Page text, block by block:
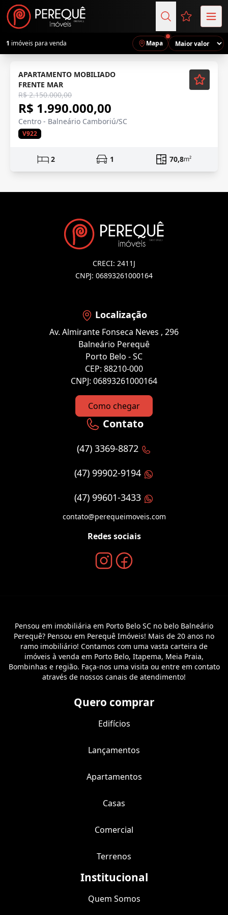
Favoritos
1 imóveis para venda Mapa
Mobiliado
APARTAMENTO MOBILIADO
FRENTE MAR
R$ 2.150.000,00
R$ 1.990.000,00
Centro - Balneário Camboriú/SC
V922
2 1 70,8m²
CRECI: 2411J
CNPJ: 06893261000164
Localização
Av. Almirante Fonseca Neves , 296
Balneário Perequê
Porto Belo - SC
CEP: 88210-000
CNPJ: 06893261000164
Como chegar
Contato
(47) 3369-8872
(47) 99902-9194
(47) 99601-3433
contato@perequeimoveis.com
Redes sociais
Pensou em imobiliária em Porto Belo SC no belo Balneário
Perequê? Pensou em Perequê Imóveis! Mais de 20 anos no
ramo imobiliário! Contamos com uma vasta carteira de
imóveis à venda em Porto Belo, Itapema, Meia Praia,
Bombinhas e região. Faça-nos uma visita ou entre em contato
através de nossos canais de atendimento!
Quero comprar
Edifícios
Lançamentos
Apartamentos
Casas
Comercial
Terrenos
Institucional
Quem Somos